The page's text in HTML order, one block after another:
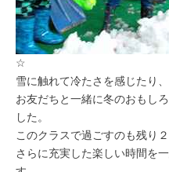
☆
雪に触れて冷たさを感じたり
お友だちと一緒に冬のおもし
した。
このクラスで過ごすのも残り
さらに充実した楽しい時間を